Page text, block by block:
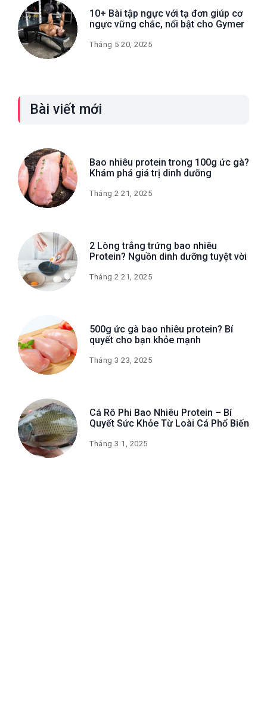
10+ Bài tập ngực với tạ đơn giúp cơ
ngực vững chắc, nổi bật cho Gymer
Tháng 5 20, 2025
Bài viết mới
Bao nhiêu protein trong 100g ức gà?
Khám phá giá trị dinh dưỡng
Tháng 2 21, 2025
2 Lòng trắng trứng bao nhiêu
Protein? Nguồn dinh dưỡng tuyệt vời
Tháng 2 21, 2025
500g ức gà bao nhiêu protein? Bí
quyết cho bạn khỏe mạnh
Tháng 3 23, 2025
Cá Rô Phi Bao Nhiêu Protein – Bí
Quyết Sức Khỏe Từ Loài Cá Phổ Biến
Tháng 3 1, 2025